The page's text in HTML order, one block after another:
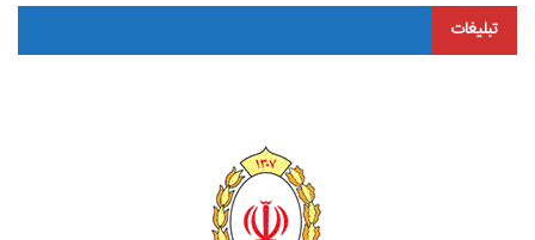
تبلیغات